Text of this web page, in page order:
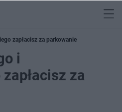
zapłacisz za parkowanie
i
za